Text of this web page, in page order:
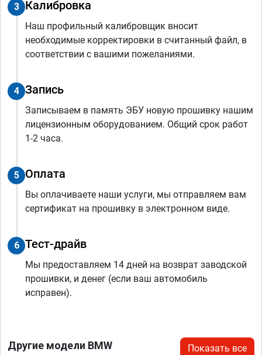
3 Калибровка
Наш профильный калибровщик вносит
необходимые корректировки в считанный файл, в
соответствии с вашими пожеланиями.
4 Запись
Записываем в память ЭБУ новую прошивку нашим
лицензионным оборудованием. Общий срок работ
1-2 часа.
5 Оплата
Вы оплачиваете наши услуги, мы отправляем вам
сертификат на прошивку в электронном виде.
6 Тест-драйв
Мы предоставляем 14 дней на возврат заводской
прошивки, и денег (если ваш автомобиль
исправен).
Другие модели BMW Показать все